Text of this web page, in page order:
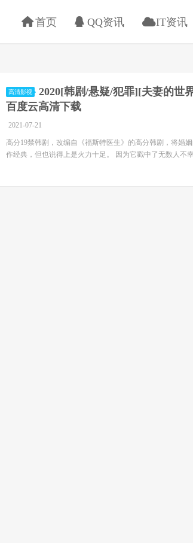
首页 QQ资讯 IT资讯
高清影视
2020[韩剧/悬疑/犯罪][夫妻的世
百度云高清下载
2021-07-21
高分19禁韩剧，改编自《福斯特医生》的高分韩剧，将婚
作经典，但也说得上是火力十足。 因为它戳中了无数人不